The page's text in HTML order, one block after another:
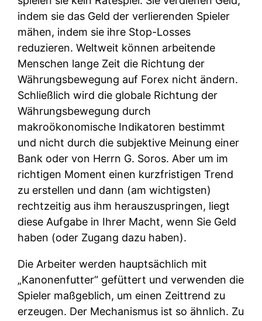
indem sie das Geld der verlierenden Spieler
mähen, indem sie ihre Stop-Losses
reduzieren. Weltweit können arbeitende
Menschen lange Zeit die Richtung der
Währungsbewegung auf Forex nicht ändern.
Schließlich wird die globale Richtung der
Währungsbewegung durch
makroökonomische Indikatoren bestimmt
und nicht durch die subjektive Meinung einer
Bank oder von Herrn G. Soros. Aber um im
richtigen Moment einen kurzfristigen Trend
zu erstellen und dann (am wichtigsten)
rechtzeitig aus ihm herauszuspringen, liegt
diese Aufgabe in Ihrer Macht, wenn Sie Geld
haben (oder Zugang dazu haben).
Die Arbeiter werden hauptsächlich mit
„Kanonenfutter“ gefüttert und verwenden die
Spieler maßgeblich, um einen Zeittrend zu
erzeugen. Der Mechanismus ist so ähnlich. Zu